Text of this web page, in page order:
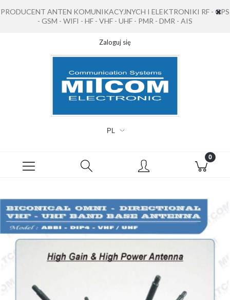
PRODUCENT ANTEN KOMUNIKACYJNYCH I ELEKTRONIKI RF - GPS
- GSM - WIFI - HF - VHF - UHF - PMR - DMR - AIS
Zaloguj się